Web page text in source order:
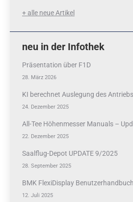
+ alle neue Artikel
neu in der Infothek
Präsentation über F1D
28. März 2026
KI berechnet Auslegung des
24. Dezember 2025
All-Tee Höhenmesser Manuals –
22. Dezember 2025
Saalflug-Depot UPDATE 9/2025
28. September 2025
BMK FlexiDisplay Benutzerhandbuch
12. Juli 2025